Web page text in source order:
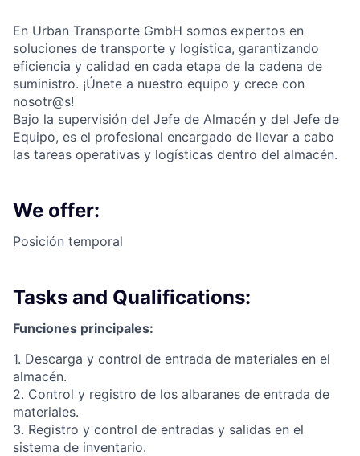
En Urban Transporte GmbH somos expertos en
soluciones de transporte y logística, garantizando
eficiencia y calidad en cada etapa de la cadena de
suministro. ¡Únete a nuestro equipo y crece con
nosotr@s!
Bajo la supervisión del Jefe de Almacén y del Jefe de
Equipo, es el profesional encargado de llevar a cabo
las tareas operativas y logísticas dentro del almacén.
We offer:
Posición temporal
Tasks and Qualifications:
Funciones principales:
1. Descarga y control de entrada de materiales en el
almacén.
2. Control y registro de los albaranes de entrada de
materiales.
3. Registro y control de entradas y salidas en el
sistema de inventario.